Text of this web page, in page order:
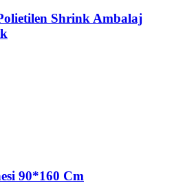
Shrink Ambalaj
90*160 Cm